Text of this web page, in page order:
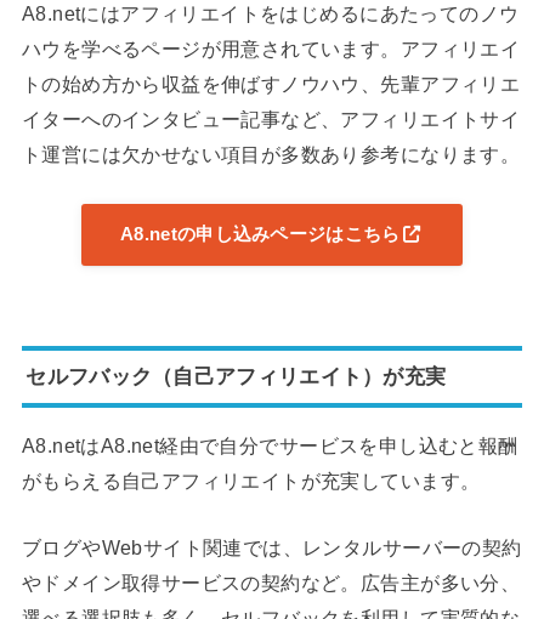
A8.netにはアフィリエイトをはじめるにあたってのノウ
ハウを学べるページが用意されています。アフィリエイ
トの始め方から収益を伸ばすノウハウ、先輩アフィリエ
イターへのインタビュー記事など、アフィリエイトサイ
ト運営には欠かせない項目が多数あり参考になります。
A8.netの申し込みページはこちら
セルフバック（自己アフィリエイト）が充実
A8.netはA8.net経由で自分でサービスを申し込むと報酬
がもらえる自己アフィリエイトが充実しています。
ブログやWebサイト関連では、レンタルサーバーの契約
やドメイン取得サービスの契約など。広告主が多い分、